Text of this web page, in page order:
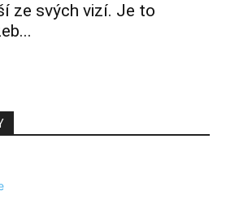
ze svých vizí. Je to